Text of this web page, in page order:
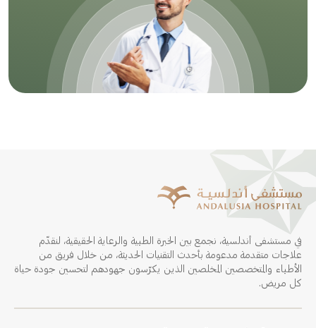
في مستشفى أندلسية، نجمع بين الخبرة الطبية والرعاية الحقيقية، لنقدّم
علاجات متقدمة مدعومة بأحدث التقنيات الحديثة، من خلال فريق من
الأطباء والمتخصصين المخلصين الذين يكرّسون جهودهم لتحسين جودة حياة
كل مريض.